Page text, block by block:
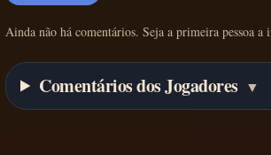
Ainda não há comentários. Seja a primeira pessoa a
Comentários dos Jogadores ▼